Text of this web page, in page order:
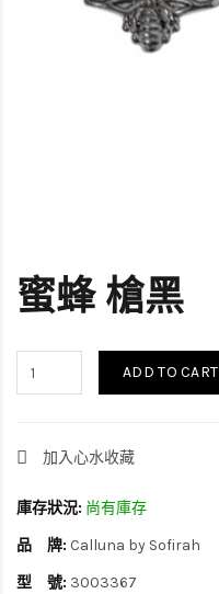
蜜蜂 槍黑
ADD TO CART
加入心水收藏
庫存狀況: 尚有庫存
品 牌: Calluna by Sofirah
型 號: 3003367